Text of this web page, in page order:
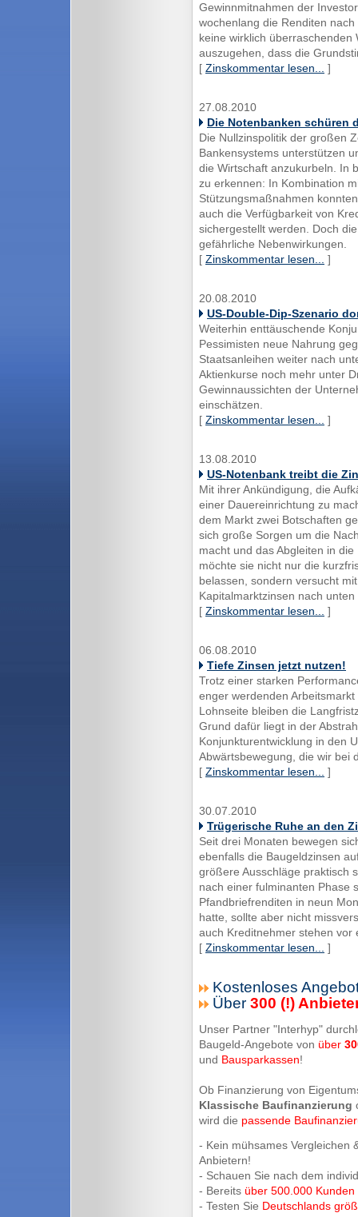
Gewinnmitnahmen der
wochenlang die Renditen
keine wirklich
auszugehen, dass die
[ Zinskommentar lesen... ]
27.08.2010
Die Notenbanken schüren
Die Nullzinspolitik der großen
Bankensystems unterstützen
die Wirtschaft anzukurbeln. In
zu erkennen: In Kombination
Stützungsmaßnahmen
auch die Verfügbarkeit von
sichergestellt werden. Doch
gefährliche Nebenwirkungen.
[ Zinskommentar lesen... ]
20.08.2010
US-Double-Dip-Szenario
Weiterhin enttäuschende
Pessimisten neue Nahrung
Staatsanleihen weiter nach
Aktienkurse noch mehr unter
Gewinnaussichten der
einschätzen.
[ Zinskommentar lesen... ]
13.08.2010
US-Notenbank treibt die
Mit ihrer Ankündigung, die
einer Dauereinrichtung zu
dem Markt zwei Botschaften
sich große Sorgen um die
macht und das Abgleiten in
möchte sie nicht nur die
belassen, sondern versucht
Kapitalmarktzinsen nach
[ Zinskommentar lesen... ]
06.08.2010
Tiefe Zinsen jetzt nutzen!
Trotz einer starken
enger werdenden
Lohnseite bleiben die
Grund dafür liegt in der
Konjunkturentwicklung in den
Abwärtsbewegung, die wir bei
[ Zinskommentar lesen... ]
30.07.2010
Trügerische Ruhe an den
Seit drei Monaten bewegen
ebenfalls die Baugeldzinsen
größere Ausschläge praktisch
nach einer fulminanten Phase
Pfandbriefrenditen in neun
hatte, sollte aber nicht
auch Kreditnehmer stehen vor
[ Zinskommentar lesen... ]
Kostenloses
Über 300 (!)
Unser Partner "Interhyp"
Baugeld-Angebote von über
und Bausparkassen!
Ob Finanzierung von
Klassische Baufinanzierung
wird die passende
- Kein mühsames Vergleichen
Anbietern!
- Schauen Sie nach dem
- Bereits über 500.000 Kunden
- Testen Sie Deutschlands